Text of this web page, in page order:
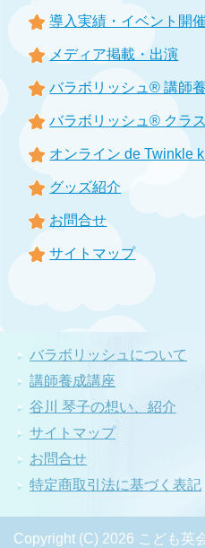
導入実績・イベント開催
メディア掲載・出演
バラボリッシュ® 講師
バラボリッシュ® クラ
オンライン de Twinkle
グッズ紹介
お問合せ
サイトマップ
バラボリッシュについて
講師養成講座
谷川 琴子の想い、紹介
サイトマップ
お問合せ
特定商取引法に基づく表記
Copyright (C) 2026 こども英